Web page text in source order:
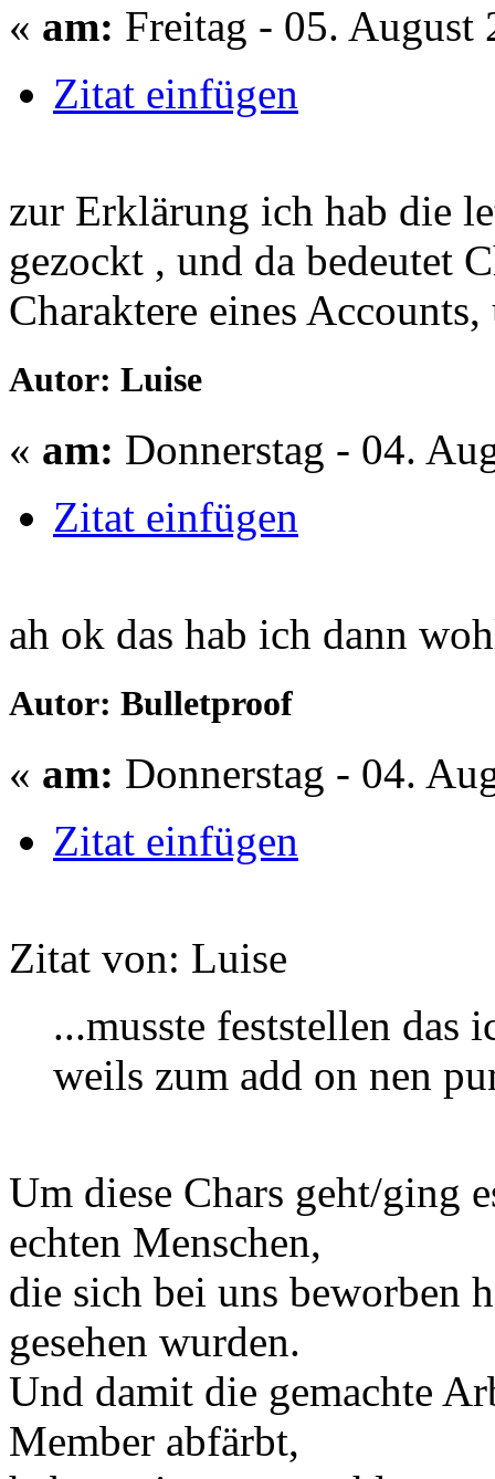
« am: Freitag - 05. August
Zitat einfügen
zur Erklärung ich hab die
gezockt , und da bedeutet
Charaktere eines
Autor: Luise
« am: Donnerstag - 04.
Zitat einfügen
ah ok das hab ich dann
Autor: Bulletproof
« am: Donnerstag - 04.
Zitat einfügen
Zitat von: Luise
...musste feststellen das
weils zum add on nen
Um diese Chars geht/ging
echten Menschen,
die sich bei uns beworben
gesehen wurden.
Und damit die gemachte
Member abfärbt,